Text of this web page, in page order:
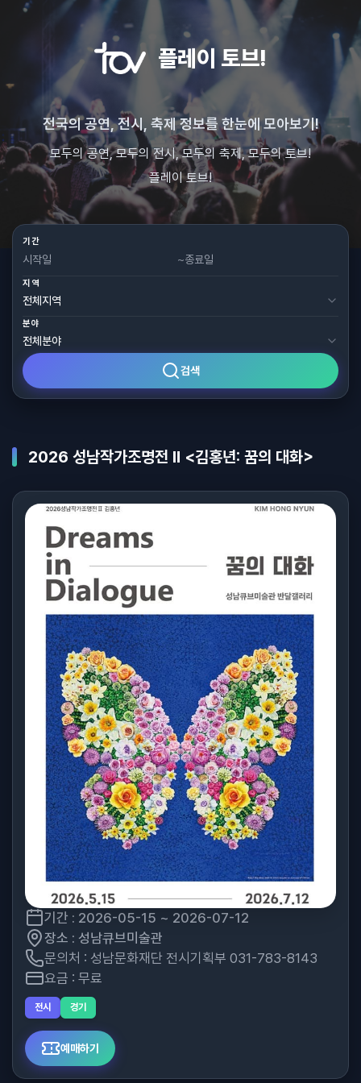
플레이 토브!
전국의 공연, 전시, 축제 정보를 한눈에 모아보기!
모두의 공연, 모두의 전시, 모두의 축제, 모두의 토브!
플레이 토브!
기간
~
지역
분야
검색
2026 성남작가조명전 Ⅱ <김홍년: 꿈의 대화>
기간 : 2026-05-15 ~ 2026-07-12
장소 : 성남큐브미술관
문의처 : 성남문화재단 전시기획부 031-783-8143
요금 : 무료
전시 경기
예매하기